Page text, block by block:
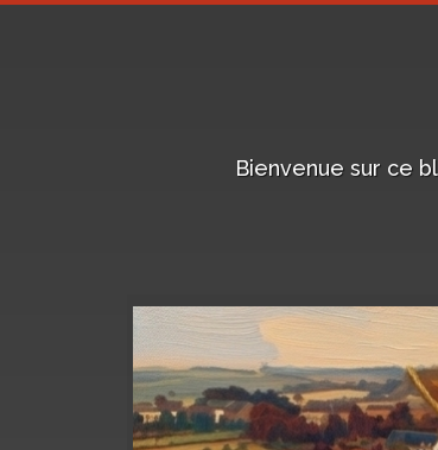
Bienvenue sur ce